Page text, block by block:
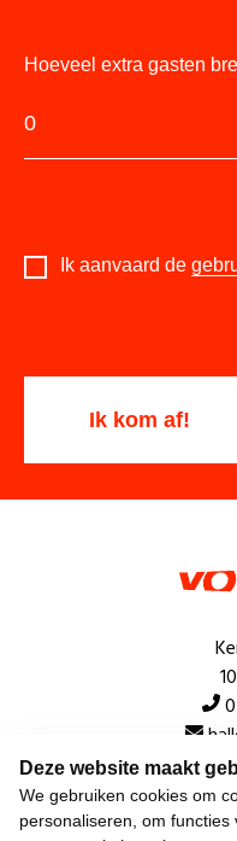
Deze website maakt
We gebruiken cookies om
personaliseren, om
Hoeveel extra gasten
Ik aanvaard de